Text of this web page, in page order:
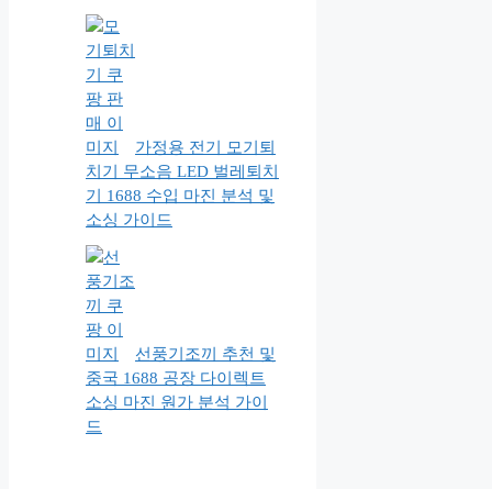
가정용 전기 모기퇴
치기 무소음 LED 벌레퇴치
기 1688 수입 마진 분석 및
소싱 가이드
선풍기조끼 추천 및
중국 1688 공장 다이렉트
소싱 마진 원가 분석 가이
드